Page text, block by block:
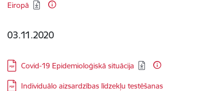
Eiropā
03.11.2020
Lejupielādēt:
Covid-19 Epidemioloģiskā situācija
Lejupielādēt:
Individuālo aizsardzības līdzekļu testēšanas